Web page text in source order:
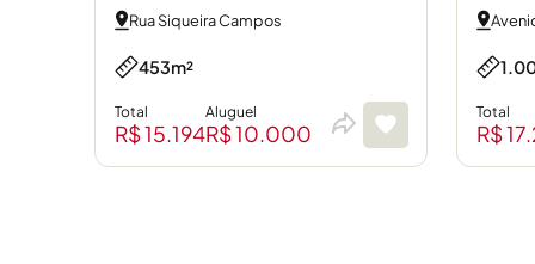
Rua Siqueira Campos
453m²
Total
R$ 15.194
Aluguel
R$ 10.000
Total
R$